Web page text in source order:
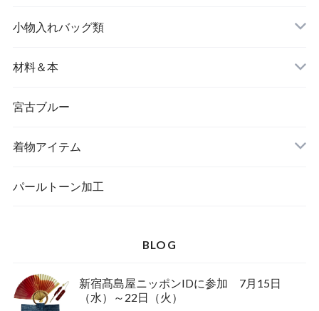
バングル＆ブレスレット
ペンダント
ブローチ
名刺入れ
メッセージカード
一筆箋
小物入れバッグ類
バッグ
材料＆本
ハンドメイドキット
宮古ブルー
着物アイテム
パールトーン加工
BLOG
新宿髙島屋ニッポンIDに参加 7月15日
（水）～22日（火）